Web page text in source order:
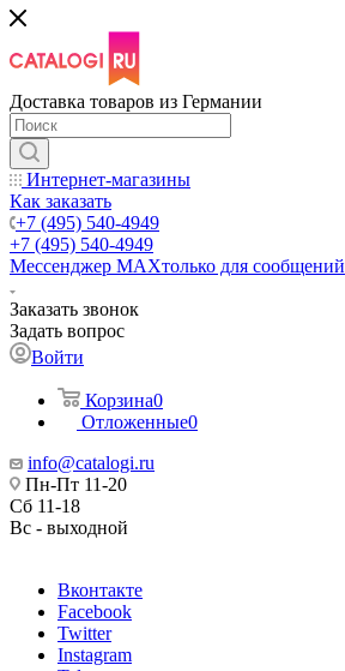
Доставка товаров из Германии
Интернет-магазины
Как заказать
+7 (495) 540-4949
+7 (495) 540-4949
Мессенджер МАХтолько для сообщений
Заказать звонок
Задать вопрос
Войти
Корзина0
Отложенные0
info@catalogi.ru
Пн-Пт 11-20
Сб 11-18
Вс - выходной
Вконтакте
Facebook
Twitter
Instagram